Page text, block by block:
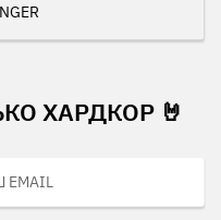
ХАРДКОР 🤘